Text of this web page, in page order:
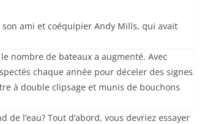
ami et coéquipier Andy Mills, qui avait
nombre de bateaux a augmenté. Avec
chaque année pour déceler des signes
à double clipsage et munis de bouchons
l’eau? Tout d’abord, vous devriez essayer